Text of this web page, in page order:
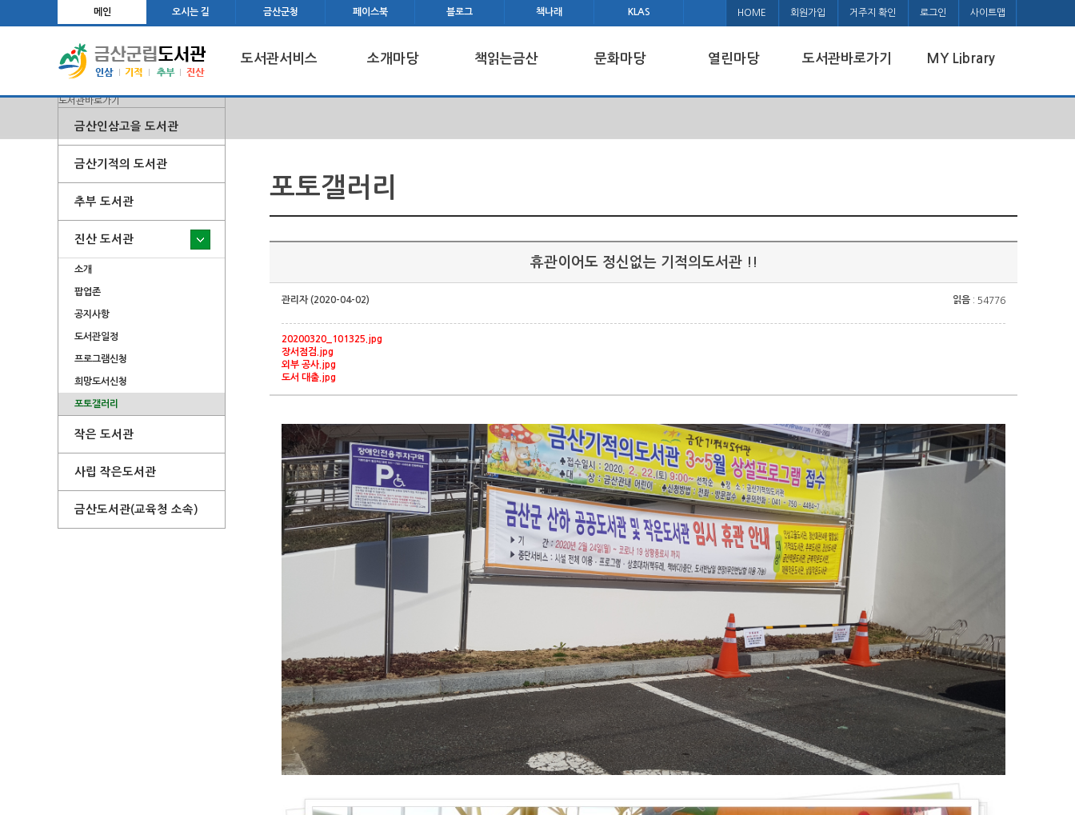
메인 오시는 길 금산군청 페이스북 블로그 책나래 KLAS HOME 회원가입 거주지 확인 로그인 사이트맵
도서관서비스 소개마당 책읽는금산 문화마당 열린마당 도서관바로가기 MY Library
도서관바로가기
금산인삼고을 도서관
금산기적의 도서관
추부 도서관
진산 도서관
소개
팝업존
공지사항
도서관일정
프로그램신청
희망도서신청
포토갤러리
작은 도서관
사립 작은도서관
금산도서관(교육청 소속)
포토갤러리
휴관이어도 정신없는 기적의도서관 !!
관리자 (2020-04-02) 읽음 : 54776
20200320_101325.jpg
장서점검.jpg
외부 공사.jpg
도서 대출.jpg